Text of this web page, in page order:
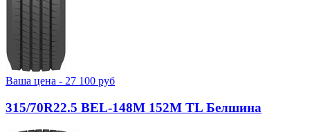
Ваша цена - 27 100 руб
315/70R22.5 BEL-148М 152M TL Белшина